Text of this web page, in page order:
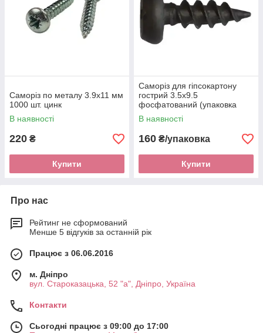
Саморіз по металу 3.9x11 мм
1000 шт. цинк
В наявності
220 ₴
Купити
Саморіз для гіпсокартону
гострий 3.5х9.5
фосфатований (упаковка
1000 шт.)
В наявності
160 ₴/упаковка
Купити
Про нас
Рейтинг не сформований
Менше 5 відгуків за останній рік
Працює з 06.06.2016
м. Дніпро
вул. Староказацька, 52 "а", Дніпро, Україна
Контакти
Сьогодні працює з 09:00 до 17:00